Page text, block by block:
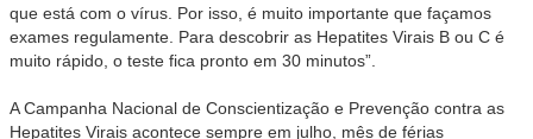
que está com o vírus. Por isso, é muito importante que façamos
exames regulamente. Para descobrir as Hepatites Virais B ou C é
muito rápido, o teste fica pronto em 30 minutos”.
A Campanha Nacional de Conscientização e Prevenção contra as
Hepatites Virais acontece sempre em julho, mês de férias